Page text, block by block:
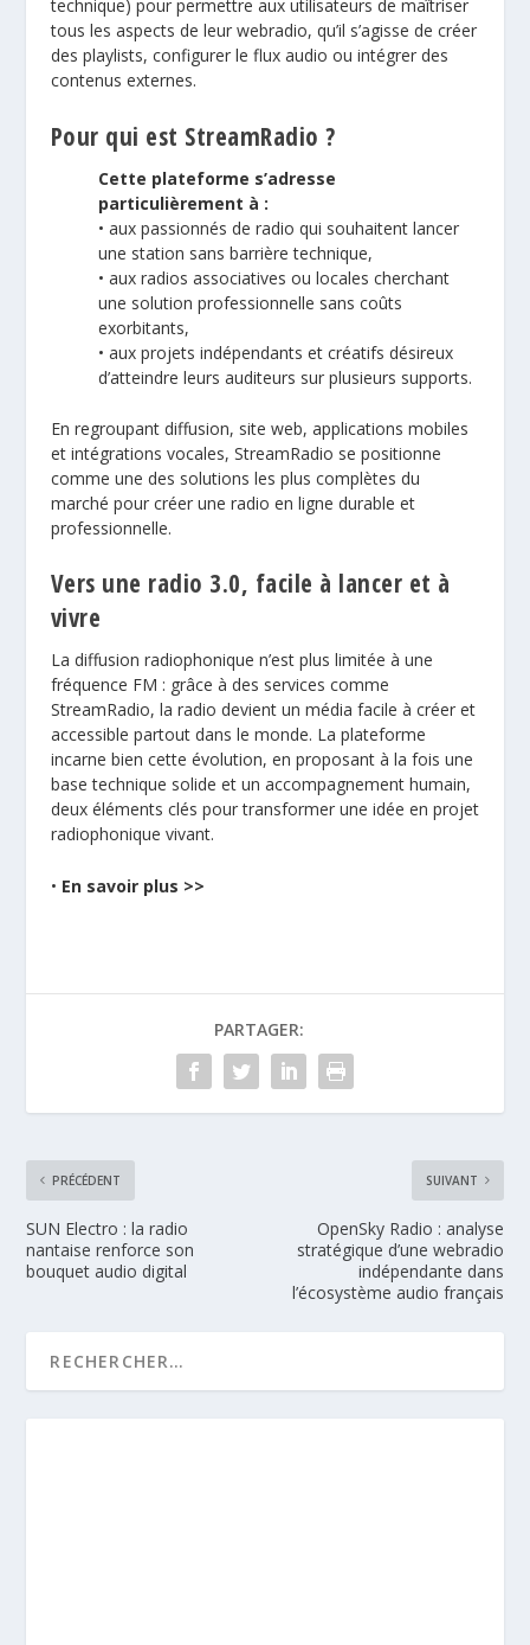
technique) pour permettre aux utilisateurs de maîtriser
tous les aspects de leur webradio, qu’il s’agisse de créer
des playlists, configurer le flux audio ou intégrer des
contenus externes.
Pour qui est StreamRadio ?
Cette plateforme s’adresse
particulièrement à :
• aux passionnés de radio qui souhaitent lancer
une station sans barrière technique,
• aux radios associatives ou locales cherchant
une solution professionnelle sans coûts
exorbitants,
• aux projets indépendants et créatifs désireux
d’atteindre leurs auditeurs sur plusieurs supports.
En regroupant diffusion, site web, applications mobiles
et intégrations vocales, StreamRadio se positionne
comme une des solutions les plus complètes du
marché pour créer une radio en ligne durable et
professionnelle.
Vers une radio 3.0, facile à lancer et à
vivre
La diffusion radiophonique n’est plus limitée à une
fréquence FM : grâce à des services comme
StreamRadio, la radio devient un média facile à créer et
accessible partout dans le monde. La plateforme
incarne bien cette évolution, en proposant à la fois une
base technique solide et un accompagnement humain,
deux éléments clés pour transformer une idée en projet
radiophonique vivant.
• En savoir plus >>
PARTAGER:
PRÉCÉDENT
SUN Electro : la radio
nantaise renforce son
bouquet audio digital
SUIVANT
OpenSky Radio : analyse
stratégique d’une webradio
indépendante dans
l’écosystème audio français